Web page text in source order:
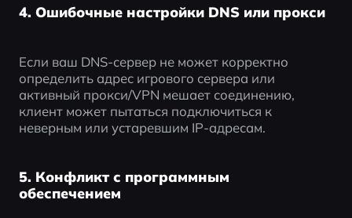
4. Ошибочные настройки DNS или прокси
Если ваш DNS-сервер не может корректно
определить адрес игрового сервера или
активный прокси/VPN мешает соединению,
клиент может пытаться подключиться к
неверным или устаревшим IP-адресам.
5. Конфликт с программным
обеспечением